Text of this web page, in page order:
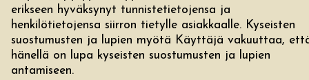
erikseen hyväksynyt tunnistetietojensa ja
henkilötietojensa siirron tietylle asiakkaalle. Kyseisten
suostumusten ja lupien myötä Käyttäjä vakuuttaa,
hänellä on lupa kyseisten suostumusten ja lupien
antamiseen.